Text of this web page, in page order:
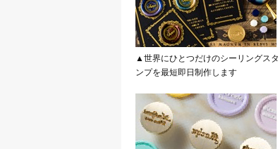
▲世界にひとつだけのシーリングスタ
ンプを最短即日制作します